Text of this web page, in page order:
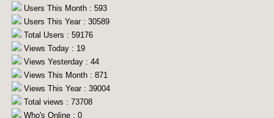
Users This Month : 593
Users This Year : 30589
Total Users : 59176
Views Today : 19
Views Yesterday : 44
Views This Month : 871
Views This Year : 39004
Total views : 73708
Who's Online : 0